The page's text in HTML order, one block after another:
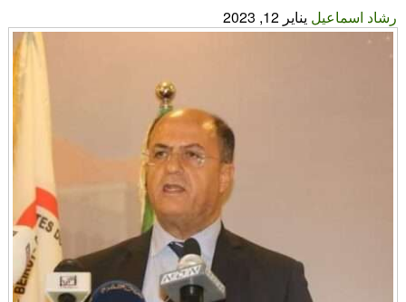
رشاد اسماعيل يناير 12, 2023